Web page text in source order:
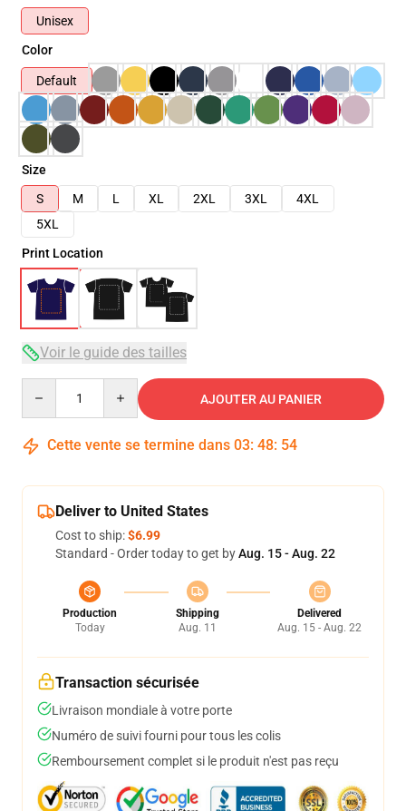
Unisex
Color
Default
Size
S
M L XL 2XL 3XL
4XL
5XL
Print Location
Voir le guide des tailles
AJOUTER AU PANIER
Cette vente se termine dans 03: 48: 54
Deliver to United States
Cost to ship:$6.99
Standard - Order today to get byAug. 15 - Aug. 22
Production
Today
Shipping
Aug. 11
Delivered
Aug. 15 - Aug. 22
Transaction sécurisée
Livraison mondiale à votre porte
Numéro de suivi fourni pour tous les colis
Remboursement complet si le produit n'est pas reçu